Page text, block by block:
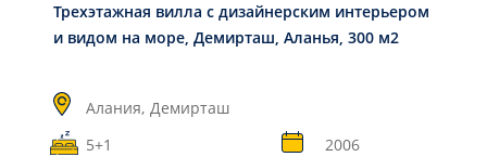
Трехэтажная вилла с дизайнерским интерьером
и видом на море, Демирташ, Аланья, 300 м2
Алания, Демирташ
5+1
2006